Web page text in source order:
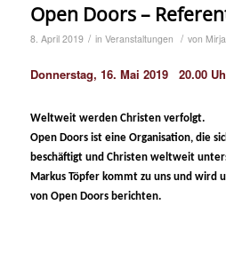
Open Doors –
8. April 2019 / in Veranstaltungen / von
Donnerstag, 16. Mai 2019 20.00
Weltweit werden Christen verfolgt.
Open Doors ist eine Organisation, die
beschäftigt und Christen weltweit
Markus Töpfer kommt zu uns und wird
von Open Doors berichten.